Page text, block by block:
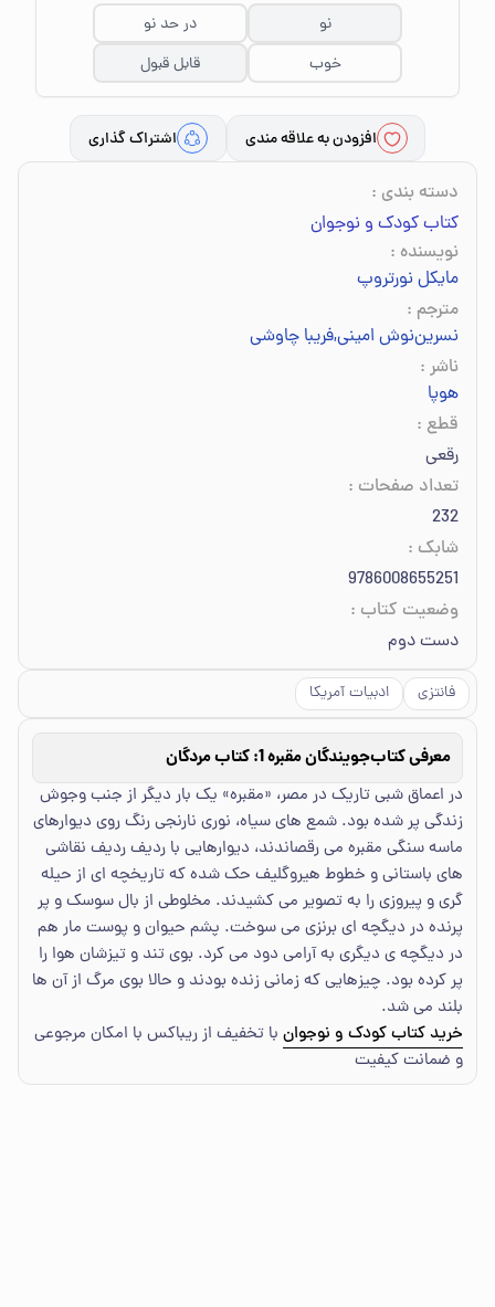
نو
در حد نو
خوب
قابل قبول
افزودن به علاقه مندی اشتراک گذاری
دسته بندی :
کتاب کودک و نوجوان
نویسنده :
مایکل نورتروپ
مترجم :
نسرین‌نوش امینی,فریبا چاوشی
ناشر :
هوپا
قطع :
رقعی
تعداد صفحات :
232
شابک :
9786008655251
وضعیت کتاب :
دست دوم
فانتزی ادبیات آمریکا
معرفی کتابجویندگان مقبره 1: کتاب مردگان
در اعماق شبی تاریک در مصر، «مقبره» یک بار دیگر از جنب وجوش
زندگی پر شده بود. شمع های سیاه، نوری نارنجی رنگ روی دیوارهای
ماسه سنگی مقبره می رقصاندند، دیوارهایی با ردیف ردیف نقاشی
های باستانی و خطوط هیروگلیف حک شده که تاریخچه ای از حیله
گری و پیروزی را به تصویر می کشیدند. مخلوطی از بال سوسک و پر
پرنده در دیگچه ای برنزی می سوخت. پشم حیوان و پوست مار هم
در دیگچه ی دیگری به آرامی دود می کرد. بوی تند و تیزشان هوا را
پر کرده بود. چیزهایی که زمانی زنده بودند و حالا بوی مرگ از آن ها
بلند می شد.
خرید کتاب کودک و نوجوان با تخفیف از ریباکس با امکان مرجوعی
و ضمانت کیفیت